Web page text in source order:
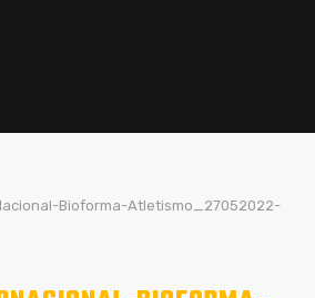
Bioforma-Atletismo_27052022-